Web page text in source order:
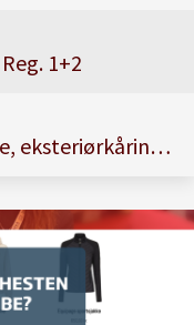
1+2
Følskue, 2-års bedømmelse, eksteriørkåring, dressurheste. Reg, 1